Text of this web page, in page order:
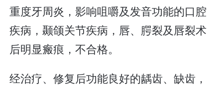
重度牙周炎，影响咀嚼及发音功能的口腔
疾病，颞颌关节疾病，唇、腭裂及唇裂术
后明显瘢痕，不合格。
经治疗、修复后功能良好的龋齿、缺齿，